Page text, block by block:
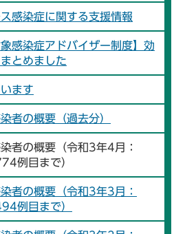
感染症に関する支援情報
象感染症アドバイザー制度】効
とめました
ます
者の概要（過去分）
者の概要（令和3年4月：
例目まで）
者の概要（令和3年3月：
例目まで）